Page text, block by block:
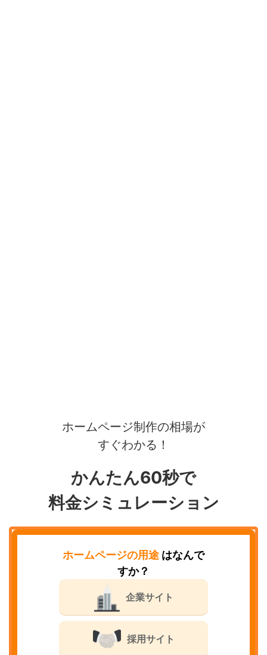
ホームページ制作の相場が
すぐわかる！
かんたん60秒で
料金シミュレーション
ホームページの用途 はなんで
すか？
企業サイト
採用サイト